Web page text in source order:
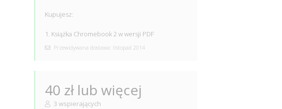
Kupujesz:
1. Książka Chromebook 2 w wersji PDF
Przewidywana dostawa: listopad 2014
40 zł lub więcej
3 wspierających